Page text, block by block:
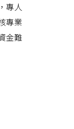
專人
專業
金難